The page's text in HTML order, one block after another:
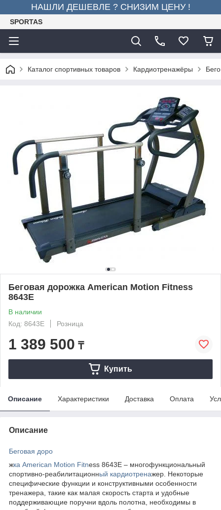
НАШЛИ ДЕШЕВЛЕ ? СНИЗИМ ЦЕНУ !
SPORTAS
Каталог спортивных товаров Кардиотренажёры
Беговая дорожка American Motion Fitness
8643E
В наличии
Код: 8643E
Розница
1 389 500 ₸
Купить
Описание Характеристики Доставка Оплата
Описание
Беговая доро
жка American Motion Fitness 8643E – многофункциональный
спортивно-реабилитационный кардиотренажер. Некоторые
специфические функции и конструктивными особенности
тренажера, такие как малая скорость старта и удобные
поддерживающие поручни вдоль полотна, необходимы в